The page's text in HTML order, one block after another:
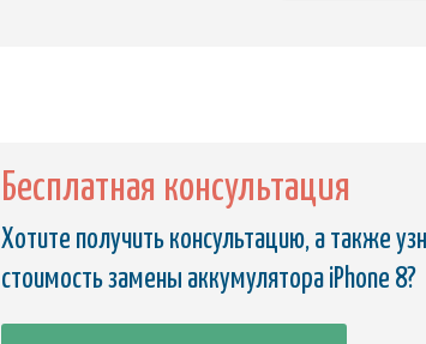
Бесплатная консультация
Хотите получить консультацию, а также
стоимость замены аккумулятора iPhone 8?